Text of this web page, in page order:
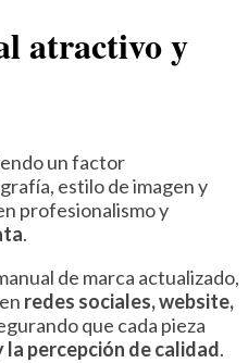
atractivo y
un factor
estilo de imagen y
profesionalismo y
.
de marca actualizado,
redes sociales, website,
que cada pieza
la percepción de calidad.